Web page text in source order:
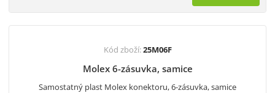
Kód zboží:25M06F
Molex 6-zásuvka, samice
Samostatný plast Molex konektoru, 6-zásuvka, samice